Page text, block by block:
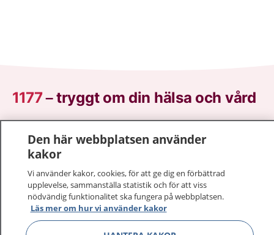
1177–tryggt om din hälsa och vård
sjukdomar och vilka mottagningar du kan kontakta.
Logga in för att läsa din journal och göra dina
vårdärenden. Ring telefonnummer 1177 för
sjukvårdsrådgivning dygnet runt.
1177 ger dig råd när du vill må bättre.
Den här webbplatsen använder
kakor
Vi använder kakor, cookies, för att ge dig en förbättrad
upplevelse, sammanställa statistik och för att viss
nödvändig funktionalitet ska fungera på webbplatsen.
Läs mer om hur vi använder kakor